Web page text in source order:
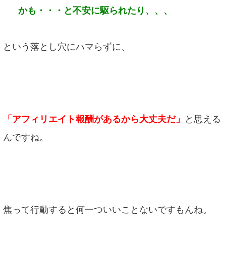
かも・・・と不安に駆られたり、、、
という落とし穴にハマらずに、
「アフィリエイト報酬があるから大丈夫だ」
と思える
んですね。
焦って行動すると何一ついいことないですもんね。